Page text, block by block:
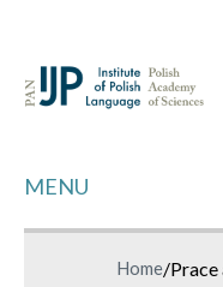
MENU
Home/